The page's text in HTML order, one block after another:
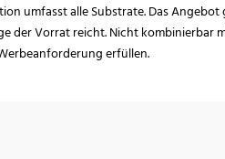
umfasst alle Substrate. Das
der Vorrat reicht. Nicht kombinierbar
erfüllen.